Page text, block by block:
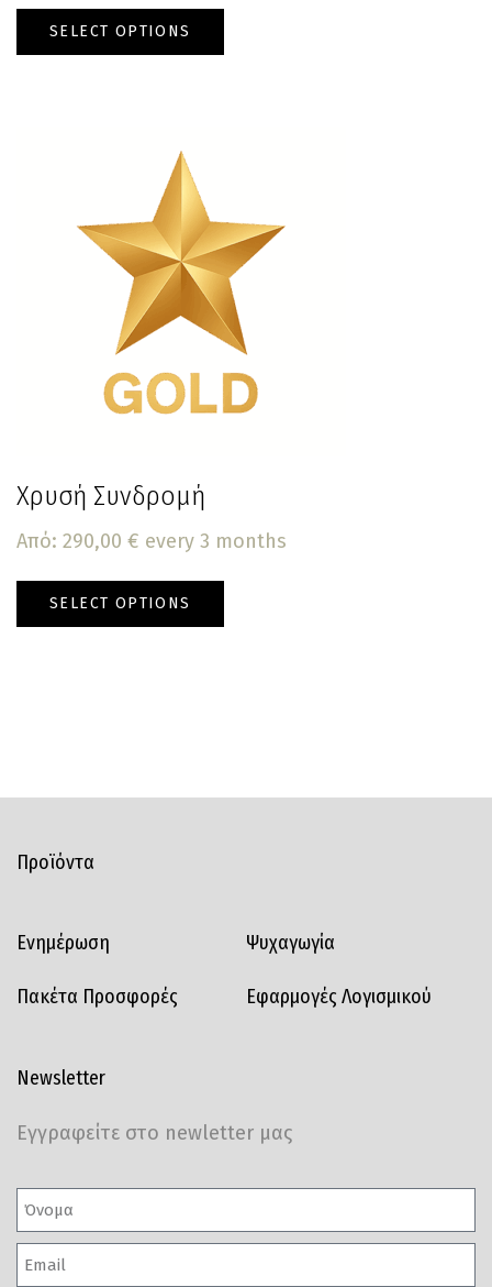
SELECT OPTIONS
Χρυσή Συνδρομή
Από: 290,00 € every 3 months
SELECT OPTIONS
Προϊόντα
Ενημέρωση Ψυχαγωγία
Πακέτα Προσφορές Εφαρμογές Λογισμικού
Newsletter
Εγγραφείτε στο newletter μας